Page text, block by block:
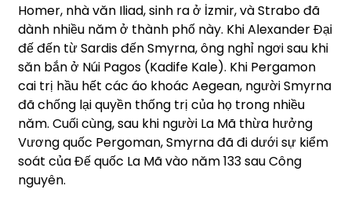
Homer, nhà văn Iliad, sinh ra ở İzmir, và Strabo đã
dành nhiều năm ở thành phố này. Khi Alexander Đại
đế đến từ Sardis đến Smyrna, ông nghỉ ngơi sau khi
săn bắn ở Núi Pagos (Kadife Kale). Khi Pergamon
cai trị hầu hết các áo khoác Aegean, người Smyrna
đã chống lại quyền thống trị của họ trong nhiều
năm. Cuối cùng, sau khi người La Mã thừa hưởng
Vương quốc Pergoman, Smyrna đã đi dưới sự kiểm
soát của Đế quốc La Mã vào năm 133 sau Công
nguyên.